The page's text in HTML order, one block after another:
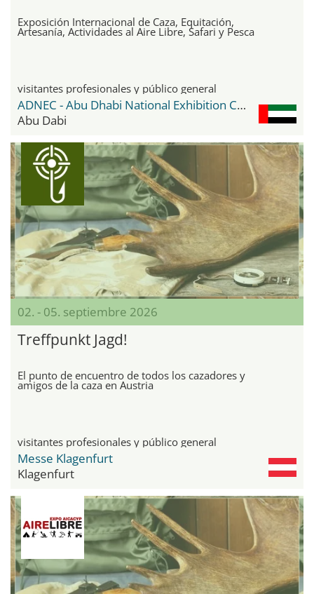
Exposición Internacional de Caza, Equitación,
Artesanía, Actividades al Aire Libre, Safari y Pesca
visitantes profesionales y público general
ADNEC - Abu Dhabi National Exhibition Center
Abu Dabi
02. - 05. septiembre 2026
Treffpunkt Jagd!
El punto de encuentro de todos los cazadores y
amigos de la caza en Austria
visitantes profesionales y público general
Messe Klagenfurt
Klagenfurt